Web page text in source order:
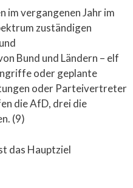
im vergangenen Jahr im
zuständigen
Bund und Ländern – elf
oder geplante
oder Parteivertreter
die AfD, drei die
(9)
das Hauptziel